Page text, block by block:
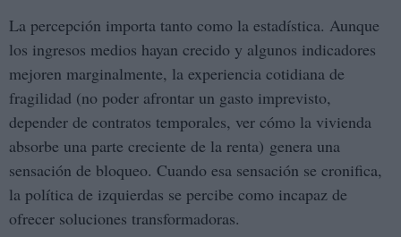
La percepción importa tanto como la estadística. Aunque
los ingresos medios hayan crecido y algunos indicadores
mejoren marginalmente, la experiencia cotidiana de
fragilidad (no poder afrontar un gasto imprevisto,
depender de contratos temporales, ver cómo la vivienda
absorbe una parte creciente de la renta) genera una
sensación de bloqueo. Cuando esa sensación se cronifica,
la política de izquierdas se percibe como incapaz de
ofrecer soluciones transformadoras.